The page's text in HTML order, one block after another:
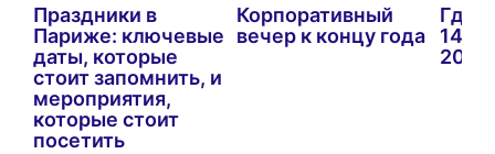
Праздники в
Париже: ключевые
даты, которые
стоит запомнить, и
мероприятия,
которые стоит
посетить
Корпоративный
вечер к концу года
Где
14
2026